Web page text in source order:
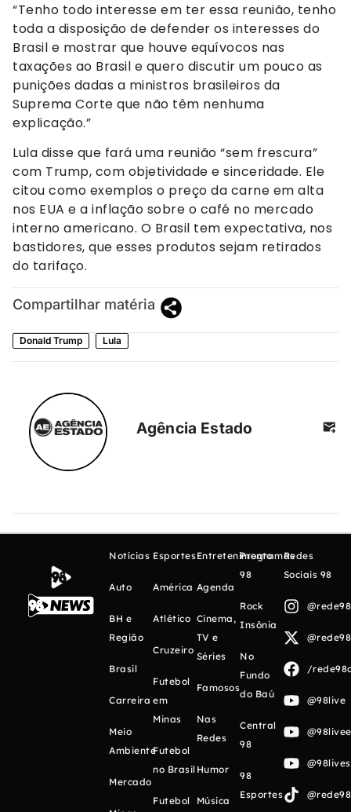
“Tenho todo interesse em ter essa reunião, tenho
toda a disposição de defender os interesses do
Brasil e mostrar que houve equívocos nas
taxações ao Brasil e quero discutir um pouco as
punições dadas a ministros brasileiros da
Suprema Corte que não têm nenhuma
explicação.”
Lula disse que fará uma reunião “sem frescura”
com Trump, com objetividade e sinceridade. Ele
citou como exemplos o preço da carne em alta
nos EUA e a inflação sobre o café no mercado
interno americano. O Brasil tem expectativa, nos
bastidores, que esses produtos sejam retirados
do tarifaço.
Compartilhar matéria
Donald Trump Lula
Agência Estado
Notícias
Auto
BH e
Região
Brasil
Carreira
Meio
Ambiente
Mercado
Esportes
América
Atlético
Cruzeiro
Futebol
em
Minas
Futebol
no Brasil
Futebol
Entretenimento
Agenda
Cinema,
TV e
Séries
Famosos
Nas
Redes
Humor
Música
Programas
98
Rock
Insônia
No
Fundo
do Baú
Central
98
98
Esportes
Redes
Sociais 98
/
@98live